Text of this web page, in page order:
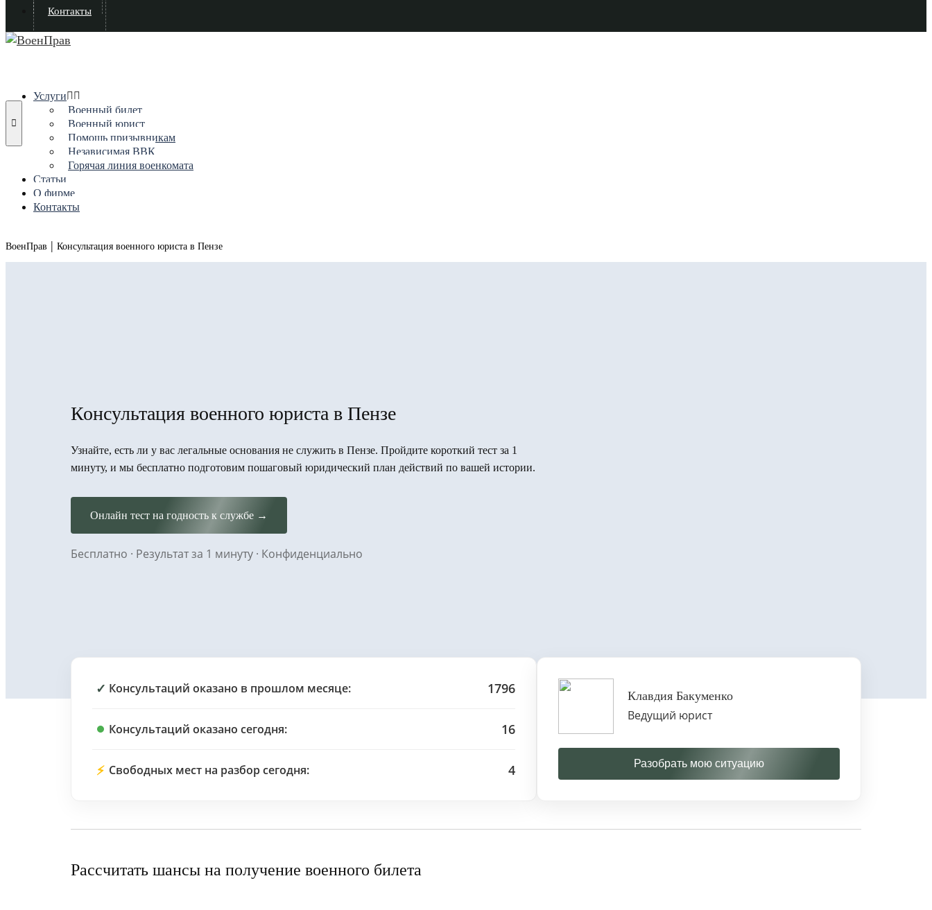
Контакты
Услуги
Военный билет
Военный юрист
Помощь призывникам
Независимая ВВК
Горячая линия военкомата
Статьи
О фирме
Контакты
ВоенПрав | Консультация военного юриста в Пензе
Консультация военного юриста в Пензе
Узнайте, есть ли у вас легальные основания не служить в Пензе. Пройдите короткий тест за 1
минуту, и мы бесплатно подготовим пошаговый юридический план действий по вашей истории.
Онлайн тест на годность к службе →
Бесплатно · Результат за 1 минуту · Конфиденциально
✓ Консультаций оказано в прошлом месяце: 1796
Консультаций оказано сегодня: 16
⚡ Свободных мест на разбор сегодня: 4
Клавдия Бакуменко
Ведущий юрист
Разобрать мою ситуацию
Рассчитать шансы на получение военного билета